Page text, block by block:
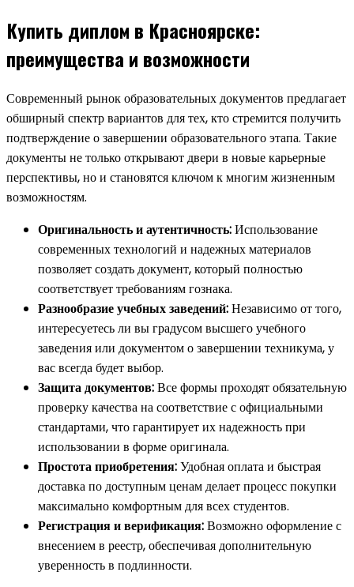
Купить диплом в Красноярске:
преимущества и возможности
Современный рынок образовательных документов предлагает
обширный спектр вариантов для тех, кто стремится получить
подтверждение о завершении образовательного этапа. Такие
документы не только открывают двери в новые карьерные
перспективы, но и становятся ключом к многим жизненным
возможностям.
Оригинальность и аутентичность:Использование
современных технологий и надежных материалов
позволяет создать документ, который полностью
соответствует требованиям гознака.
Разнообразие учебных заведений:Независимо от того,
интересуетесь ли вы градусом высшего учебного
заведения или документом о завершении техникума, у
вас всегда будет выбор.
Защита документов:Все формы проходят обязательную
проверку качества на соответствие с официальными
стандартами, что гарантирует их надежность при
использовании в форме оригинала.
Простота приобретения:Удобная оплата и быстрая
доставка по доступным ценам делает процесс покупки
максимально комфортным для всех студентов.
Регистрация и верификация:Возможно оформление с
внесением в реестр, обеспечивая дополнительную
уверенность в подлинности.